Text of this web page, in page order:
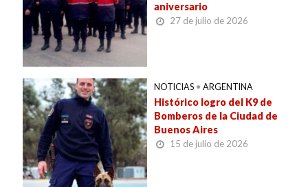
aniversario
27 de julio de 2026
NOTICIAS • ARGENTINA
Histórico logro del K9 de
Bomberos de la Ciudad de
Buenos Aires
15 de julio de 2026